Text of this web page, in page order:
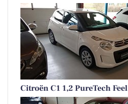
Citroën C1 1,2 PureTech Feel